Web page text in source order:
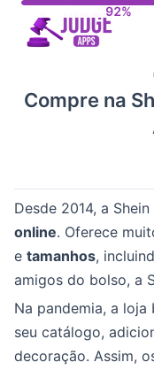
Compre na
Desde 2014, a
online. Oferece
e tamanhos,
amigos do bolso, a
Na pandemia, a loja
seu catálogo,
decoração. Assim,